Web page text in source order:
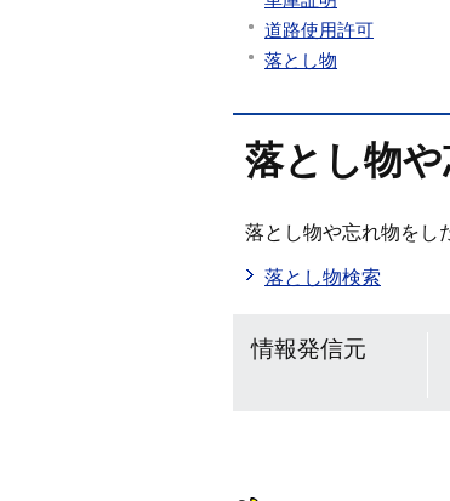
道路使用許可
落とし物
落とし物
落とし物や忘れ物をし
落とし物検索
情報発信元